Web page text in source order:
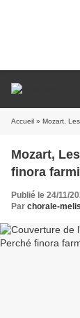
Accueil » Mozart,
Mozart,
finora
Publié le 24/11/
Par chorale-